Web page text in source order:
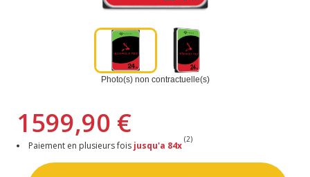
Photo(s) non contractuelle(s)
1599,90 €
Paiement en plusieurs fois jusqu'a 84x
(2)